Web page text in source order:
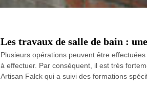
Les travaux de salle de bain :
Plusieurs opérations peuvent être
à effectuer. Par conséquent, il est très
Artisan Falck qui a suivi des formations